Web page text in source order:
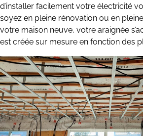
d’installer facilement votre électricité
soyez en pleine rénovation ou en
votre maison neuve, votre araignée
est créée sur mesure en fonction des